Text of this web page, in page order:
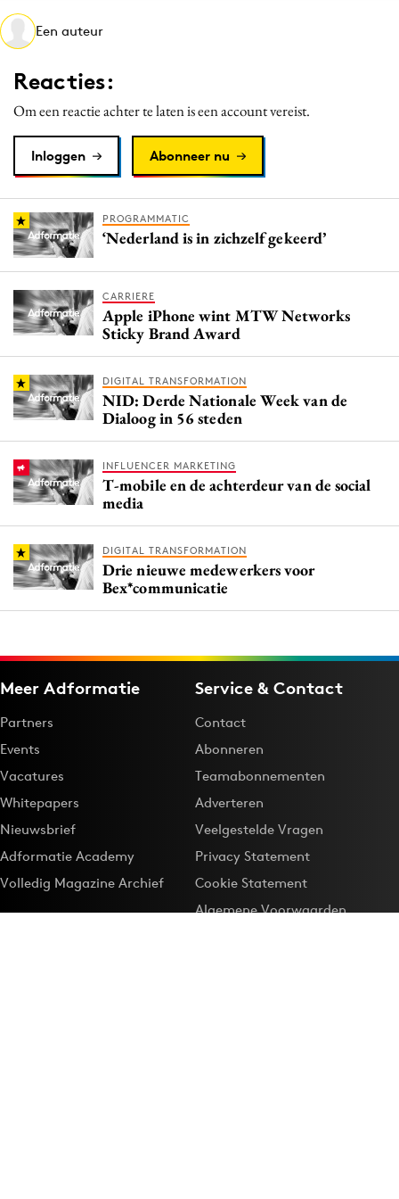
Media
Merkstrategie
PR
Reputatie & crisis
Een auteur
Reacties:
Om een reactie achter te laten is een account vereist.
Inloggen Abonneer nu
PROGRAMMATIC
‘Nederland is in zichzelf gekeerd’
CARRIERE
Apple iPhone wint MTW Networks
Sticky Brand Award
DIGITAL TRANSFORMATION
NID: Derde Nationale Week van de
Dialoog in 56 steden
INFLUENCER MARKETING
T-mobile en de achterdeur van de social
media
DIGITAL TRANSFORMATION
Drie nieuwe medewerkers voor
Bex*communicatie
Meer Adformatie
Partners
Events
Vacatures
Whitepapers
Nieuwsbrief
Adformatie Academy
Volledig Magazine Archief
Service & Contact
Contact
Abonneren
Teamabonnementen
Adverteren
Veelgestelde Vragen
Privacy Statement
Cookie Statement
Algemene Voorwaarden